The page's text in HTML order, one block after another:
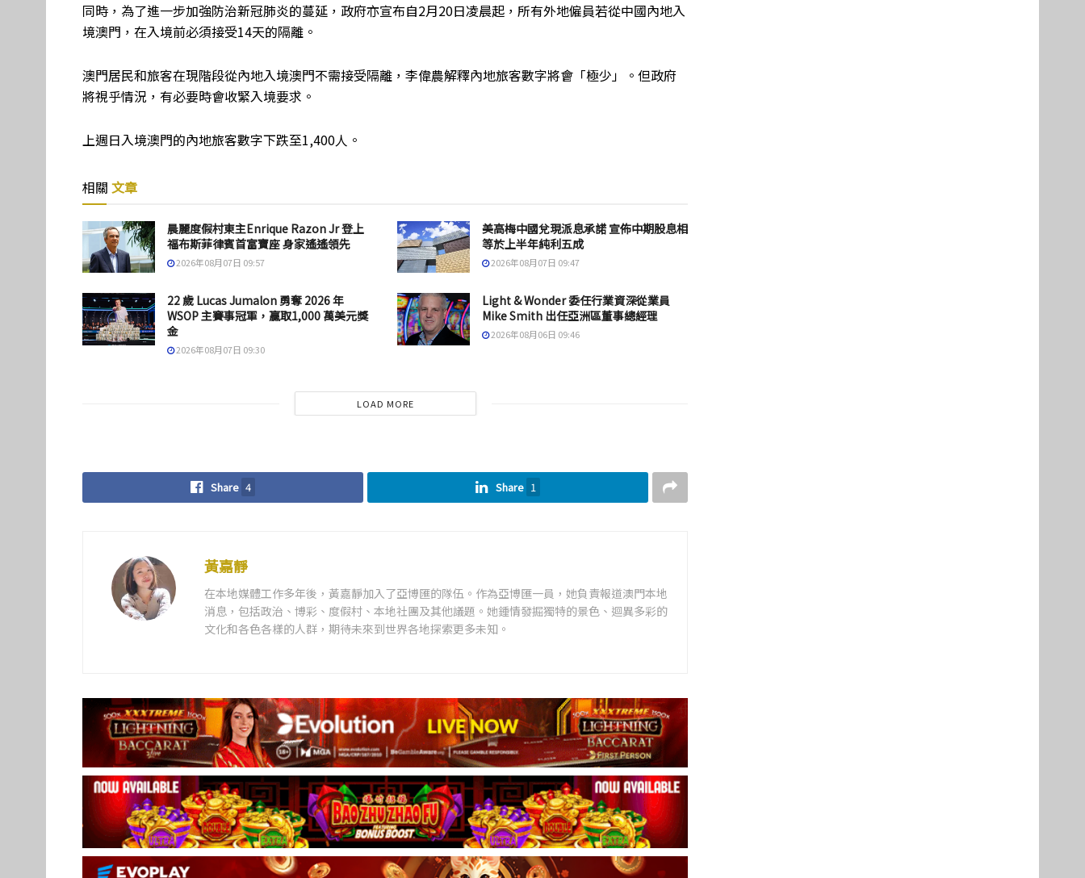
同時，為了進一步加強防治新冠肺炎的蔓延，政府亦宣布自2月20日凌晨起，所有外地僱員若從中國內地入
境澳門，在入境前必須接受14天的隔離。
澳門居民和旅客在現階段從內地入境澳門不需接受隔離，李偉農解釋內地旅客數字將會「極少」。但政府
將視乎情況，有必要時會收緊入境要求。
上週日入境澳門的內地旅客數字下跌至1,400人。
相關 文章
晨麗度假村東主Enrique Razon Jr 登上
福布斯菲律賓首富寶座 身家遙遙領先
2026年08月07日 09:57
美高梅中國兌現派息承諾 宣佈中期股息相
等於上半年純利五成
2026年08月07日 09:47
22 歲 Lucas Jumalon 勇奪 2026 年
WSOP 主賽事冠軍，贏取1,000 萬美元獎
金
2026年08月07日 09:30
Light & Wonder 委任行業資深從業員
Mike Smith 出任亞洲區董事總經理
2026年08月06日 09:46
LOAD MORE
Share 4 Share 1
黃嘉靜
在本地媒體工作多年後，黃嘉靜加入了亞博匯的隊伍。作為亞博匯一員，她負責報道澳門本地
消息，包括政治、博彩、度假村、本地社團及其他議題。她鍾情發掘獨特的景色、迴異多彩的
文化和各色各樣的人群，期待未來到世界各地探索更多未知。